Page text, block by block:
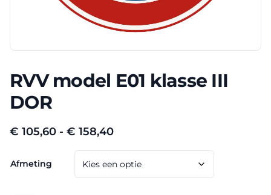
RVV model E01 klasse III
DOR
€ 105,60 - € 158,40Prijsklasse:
€ 105,60
tot
€ 158,40
Afmeting